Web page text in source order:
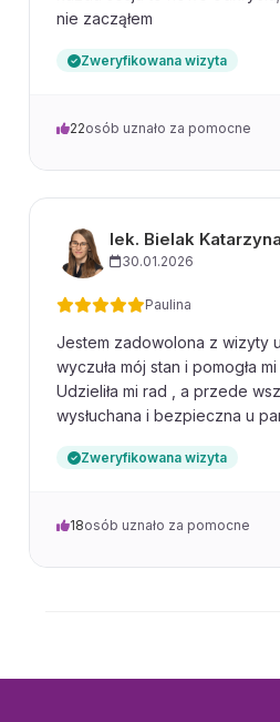
nie zacząłem
Zweryfikowana wizyta
22osób uznało za pomocne
lek. Bielak Katarzyna
30.01.2026
Paulina
Jestem zadowolona z wizyty
wyczuła mój stan i pomogła
Udzieliła mi rad , a przede
wysłuchana i bezpieczna u
Zweryfikowana wizyta
18osób uznało za pomocne